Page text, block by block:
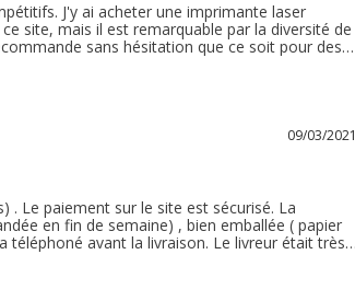
J'y ai acheter une imprimante laser
site, mais il est remarquable par la diversité de
sans hésitation que ce soit pour des
La livraison a été parfaite malgré les
09/03/2021
. Le paiement sur le site est sécurisé. La
en fin de semaine) , bien emballée ( papier
avant la livraison. Le livreur était très
de produits sur cette commande. Nous